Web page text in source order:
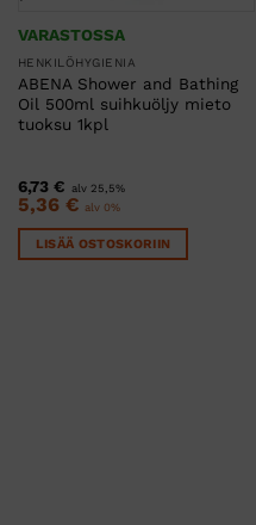
VARASTOSSA
HENKILÖHYGIENIA
ABENA Shower and Bathing
Oil 500ml suihkuöljy mieto
tuoksu 1kpl
6,73 € alv 25,5%
5,36 € alv 0%
LISÄÄ OSTOSKORIIN